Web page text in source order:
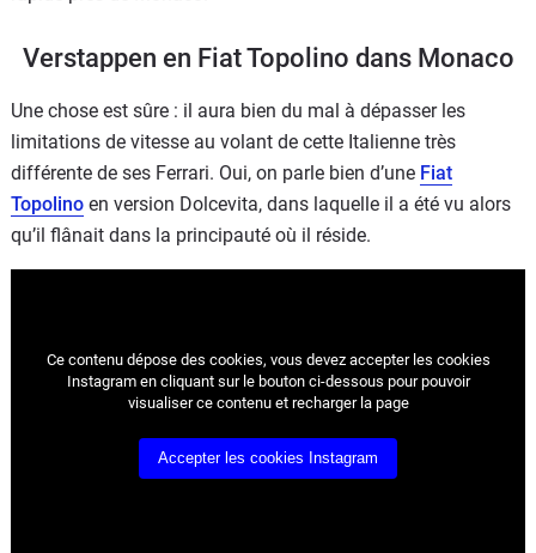
Verstappen en Fiat Topolino dans Monaco
Une chose est sûre : il aura bien du mal à dépasser les
limitations de vitesse au volant de cette Italienne très
différente de ses Ferrari. Oui, on parle bien d’une Fiat
Topolino en version Dolcevita, dans laquelle il a été vu alors
qu’il flânait dans la principauté où il réside.
Ce contenu dépose des cookies, vous devez accepter les cookies
Instagramen cliquant sur le bouton ci-dessous pour pouvoir
visualiser ce contenu et recharger la page
Accepter les cookies Instagram